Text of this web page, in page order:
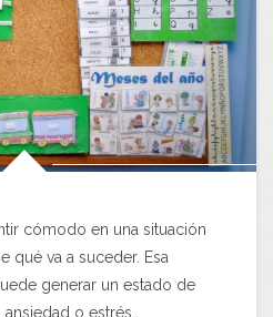
cómodo en una situación
qué va a suceder. Esa
generar un estado de
o estrés…